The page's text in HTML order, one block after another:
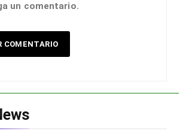
un comentario.